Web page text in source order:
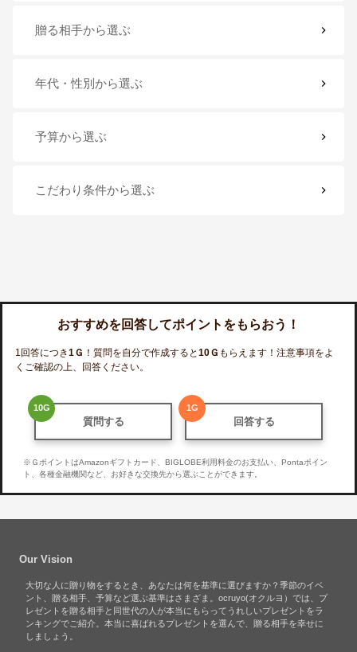
贈る相手から選ぶ
年代・性別 から選ぶ
予算から選ぶ
こだわり条件から選ぶ
おすすめを回答してポイントをもらおう！
1回答につき1 Ｇ ！質問を自分で作成すると10Ｇ もらえます！注意事項をよ
くご確認の上、回答ください。
10G
質問する
1 G
回答する
※ＧポイントはAmazonギフトカード、BIGLOBE利用料金のお支払い、Pontaポイン
ト、各種金融機関など、お好きな交換先から選ぶことができます。
Our Vision
大切な人に贈り物をするとき、あなたは何を基準に選びますか？季節のイベ
ント、贈る相手、予算など選ぶ基準はさまざま。ocruyo(オクルヨ）では、プ
レゼントを贈る相手と同世代の人が本当にもらってうれしいプレゼントをラ
ンキングでご紹介。本当に喜ばれるプレゼントを選んで、贈る相手を幸せに
しましょう。